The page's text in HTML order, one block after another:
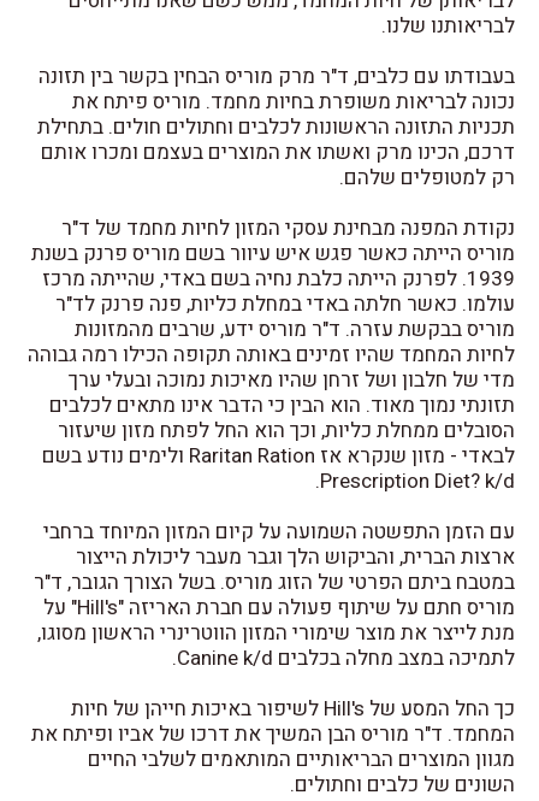
לבריאותנו שלנו.
בעבודתו עם כלבים, ד"ר מרק מוריס הבחין בקשר בין תזונה
נכונה לבריאות משופרת בחיות מחמד. מוריס פיתח את
תכניות התזונה הראשונות לכלבים וחתולים חולים. בתחילת
דרכם, הכינו מרק ואשתו את המוצרים בעצמם ומכרו אותם
רק למטופלים שלהם.
נקודת המפנה מבחינת עסקי המזון לחיות מחמד של ד"ר
מוריס הייתה כאשר פגש איש עיוור בשם מוריס פרנק בשנת
1939. לפרנק הייתה כלבת נחיה בשם באדי, שהייתה מרכז
עולמו. כאשר חלתה באדי במחלת כליות, פנה פרנק לד"ר
מוריס בבקשת עזרה. ד"ר מוריס ידע, שרבים מהמזונות
לחיות המחמד שהיו זמינים באותה תקופה הכילו רמה גבוהה
מדי של חלבון ושל זרחן שהיו מאיכות נמוכה ובעלי ערך
תזונתי נמוך מאוד. הוא הבין כי הדבר אינו מתאים לכלבים
הסובלים ממחלת כליות, וכך הוא החל לפתח מזון שיעזור
לבאדי - מזון שנקרא אז Raritan Ration ולימים נודע בשם
Prescription Diet? k/d.
עם הזמן התפשטה השמועה על קיום המזון המיוחד ברחבי
ארצות הברית, והביקוש הלך וגבר מעבר ליכולת הייצור
במטבח ביתם הפרטי של הזוג מוריס. בשל הצורך הגובר, ד"ר
מוריס חתם על שיתוף פעולה עם חברת האריזה "Hill's" על
מנת לייצר את מוצר שימורי המזון הווטרינרי הראשון מסוגו,
לתמיכה במצב מחלה בכלבים Canine k/d.
כך החל המסע של Hill's לשיפור באיכות חייהן של חיות
המחמד. ד"ר מוריס הבן המשיך את דרכו של אביו ופיתח את
מגוון המוצרים הבריאותיים המותאמים לשלבי החיים
השונים של כלבים וחתולים.